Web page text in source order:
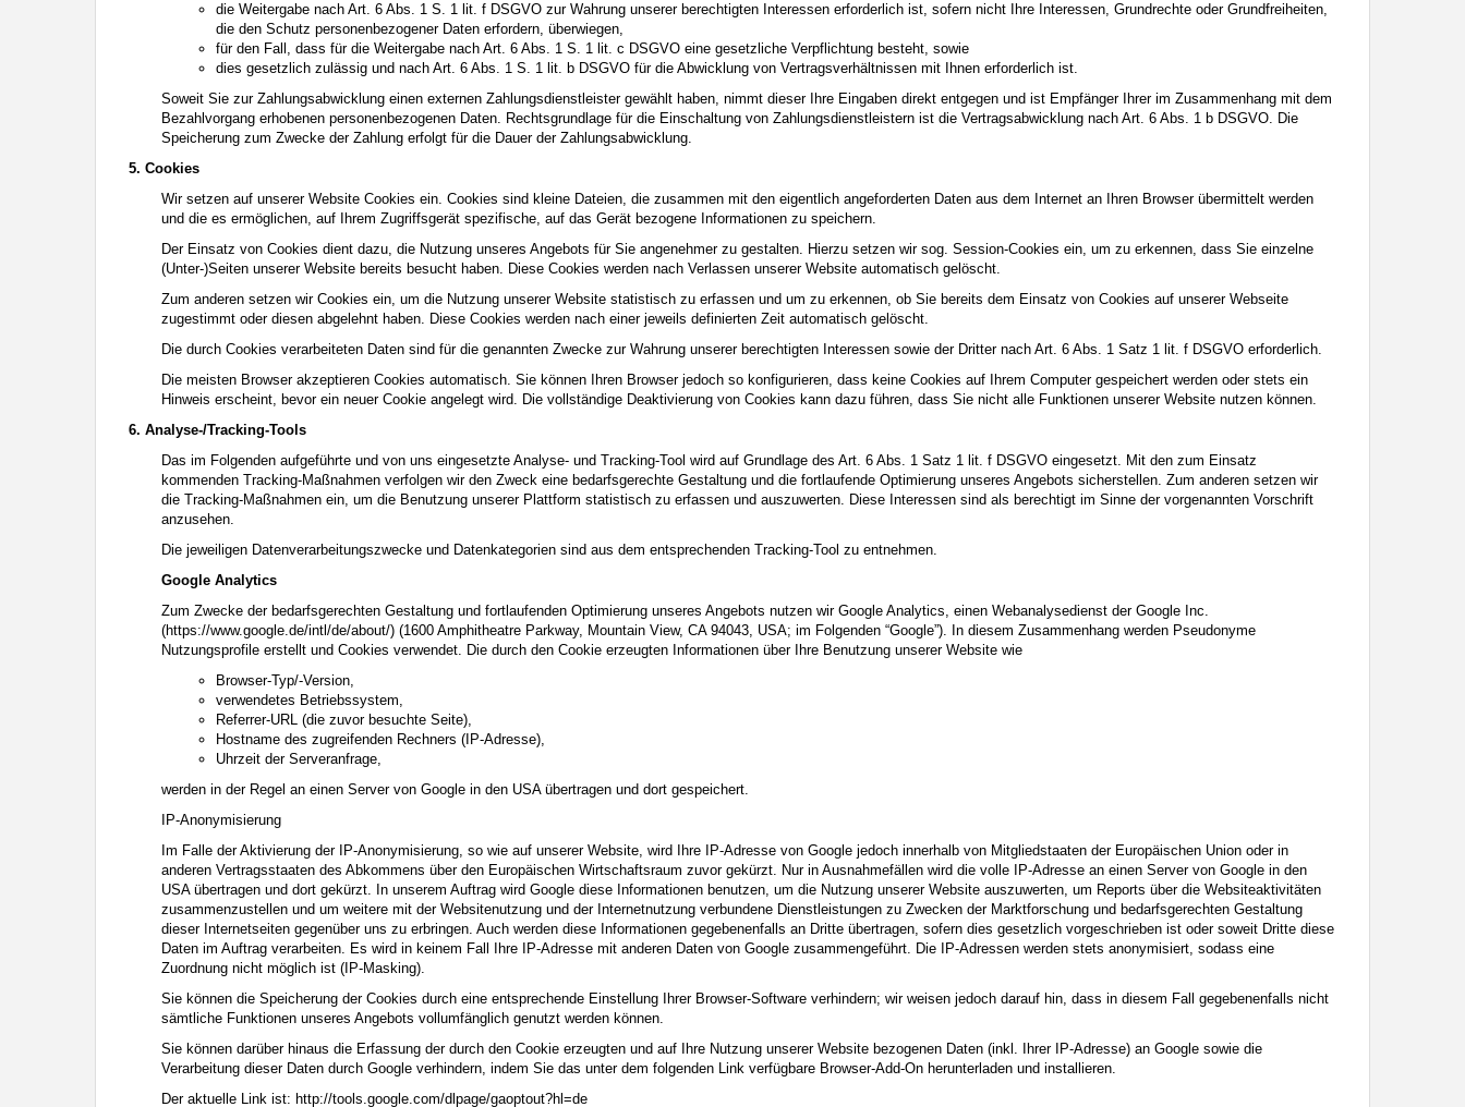
die Weitergabe nach Art. 6 Abs. 1 S. 1 lit. f DSGVO zur Wahrung unserer berechtigten Interessen erforderlich ist, sofern nicht Ihre Interessen, Grundrechte oder Grundfreiheiten,
die den Schutz personenbezogener Daten erfordern, überwiegen,
für den Fall, dass für die Weitergabe nach Art. 6 Abs. 1 S. 1 lit. c DSGVO eine gesetzliche Verpflichtung besteht, sowie
dies gesetzlich zulässig und nach Art. 6 Abs. 1 S. 1 lit. b DSGVO für die Abwicklung von Vertragsverhältnissen mit Ihnen erforderlich ist.
Soweit Sie zur Zahlungsabwicklung einen externen Zahlungsdienstleister gewählt haben, nimmt dieser Ihre Eingaben direkt entgegen und ist Empfänger Ihrer im Zusammenhang mit dem
Bezahlvorgang erhobenen personenbezogenen Daten. Rechtsgrundlage für die Einschaltung von Zahlungsdienstleistern ist die Vertragsabwicklung nach Art. 6 Abs. 1 b DSGVO. Die
Speicherung zum Zwecke der Zahlung erfolgt für die Dauer der Zahlungsabwicklung.
5. Cookies
Wir setzen auf unserer Website Cookies ein. Cookies sind kleine Dateien, die zusammen mit den eigentlich angeforderten Daten aus dem Internet an Ihren Browser übermittelt werden
und die es ermöglichen, auf Ihrem Zugriffsgerät spezifische, auf das Gerät bezogene Informationen zu speichern.
Der Einsatz von Cookies dient dazu, die Nutzung unseres Angebots für Sie angenehmer zu gestalten. Hierzu setzen wir sog. Session-Cookies ein, um zu erkennen, dass Sie einzelne
(Unter-)Seiten unserer Website bereits besucht haben. Diese Cookies werden nach Verlassen unserer Website automatisch gelöscht.
Zum anderen setzen wir Cookies ein, um die Nutzung unserer Website statistisch zu erfassen und um zu erkennen, ob Sie bereits dem Einsatz von Cookies auf unserer Webseite
zugestimmt oder diesen abgelehnt haben. Diese Cookies werden nach einer jeweils definierten Zeit automatisch gelöscht.
Die durch Cookies verarbeiteten Daten sind für die genannten Zwecke zur Wahrung unserer berechtigten Interessen sowie der Dritter nach Art. 6 Abs. 1 Satz 1 lit. f DSGVO erforderlich.
Die meisten Browser akzeptieren Cookies automatisch. Sie können Ihren Browser jedoch so konfigurieren, dass keine Cookies auf Ihrem Computer gespeichert werden oder stets ein
Hinweis erscheint, bevor ein neuer Cookie angelegt wird. Die vollständige Deaktivierung von Cookies kann dazu führen, dass Sie nicht alle Funktionen unserer Website nutzen können.
6. Analyse-/Tracking-Tools
Das im Folgenden aufgeführte und von uns eingesetzte Analyse- und Tracking-Tool wird auf Grundlage des Art. 6 Abs. 1 Satz 1 lit. f DSGVO eingesetzt. Mit den zum Einsatz
kommenden Tracking-Maßnahmen verfolgen wir den Zweck eine bedarfsgerechte Gestaltung und die fortlaufende Optimierung unseres Angebots sicherstellen. Zum anderen setzen wir
die Tracking-Maßnahmen ein, um die Benutzung unserer Plattform statistisch zu erfassen und auszuwerten. Diese Interessen sind als berechtigt im Sinne der vorgenannten Vorschrift
anzusehen.
Die jeweiligen Datenverarbeitungszwecke und Datenkategorien sind aus dem entsprechenden Tracking-Tool zu entnehmen.
Google Analytics
Zum Zwecke der bedarfsgerechten Gestaltung und fortlaufenden Optimierung unseres Angebots nutzen wir Google Analytics, einen Webanalysedienst der Google Inc.
(https://www.google.de/intl/de/about/) (1600 Amphitheatre Parkway, Mountain View, CA 94043, USA; im Folgenden “Google”). In diesem Zusammenhang werden Pseudonyme
Nutzungsprofile erstellt und Cookies verwendet. Die durch den Cookie erzeugten Informationen über Ihre Benutzung unserer Website wie
Browser-Typ/-Version,
verwendetes Betriebssystem,
Referrer-URL (die zuvor besuchte Seite),
Hostname des zugreifenden Rechners (IP-Adresse),
Uhrzeit der Serveranfrage,
werden in der Regel an einen Server von Google in den USA übertragen und dort gespeichert.
IP-Anonymisierung
Im Falle der Aktivierung der IP-Anonymisierung, so wie auf unserer Website, wird Ihre IP-Adresse von Google jedoch innerhalb von Mitgliedstaaten der Europäischen Union oder in
anderen Vertragsstaaten des Abkommens über den Europäischen Wirtschaftsraum zuvor gekürzt. Nur in Ausnahmefällen wird die volle IP-Adresse an einen Server von Google in den
USA übertragen und dort gekürzt. In unserem Auftrag wird Google diese Informationen benutzen, um die Nutzung unserer Website auszuwerten, um Reports über die Websiteaktivitäten
zusammenzustellen und um weitere mit der Websitenutzung und der Internetnutzung verbundene Dienstleistungen zu Zwecken der Marktforschung und bedarfsgerechten Gestaltung
dieser Internetseiten gegenüber uns zu erbringen. Auch werden diese Informationen gegebenenfalls an Dritte übertragen, sofern dies gesetzlich vorgeschrieben ist oder soweit Dritte diese
Daten im Auftrag verarbeiten. Es wird in keinem Fall Ihre IP-Adresse mit anderen Daten von Google zusammengeführt. Die IP-Adressen werden stets anonymisiert, sodass eine
Zuordnung nicht möglich ist (IP-Masking).
Sie können die Speicherung der Cookies durch eine entsprechende Einstellung Ihrer Browser-Software verhindern; wir weisen jedoch darauf hin, dass in diesem Fall gegebenenfalls nicht
sämtliche Funktionen unseres Angebots vollumfänglich genutzt werden können.
Sie können darüber hinaus die Erfassung der durch den Cookie erzeugten und auf Ihre Nutzung unserer Website bezogenen Daten (inkl. Ihrer IP-Adresse) an Google sowie die
Verarbeitung dieser Daten durch Google verhindern, indem Sie das unter dem folgenden Link verfügbare Browser-Add-On herunterladen und installieren.
Der aktuelle Link ist: http://tools.google.com/dlpage/gaoptout?hl=de